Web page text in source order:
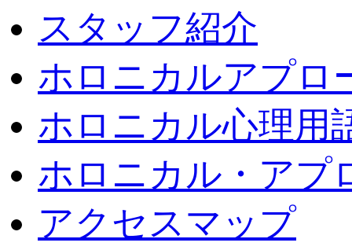
スタッフ紹介
ホロニカルアプロ
ホロニカル心理用
ホロニカル・アプ
アクセスマップ